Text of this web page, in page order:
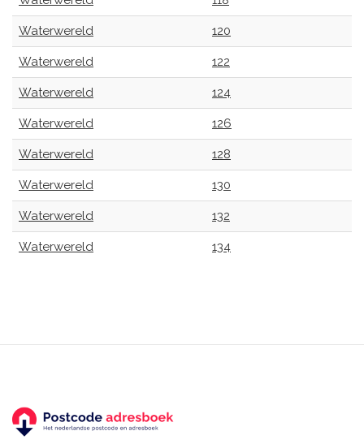
Waterwereld 120
Waterwereld 122
Waterwereld 124
Waterwereld 126
Waterwereld 128
Waterwereld 130
Waterwereld 132
Waterwereld 134